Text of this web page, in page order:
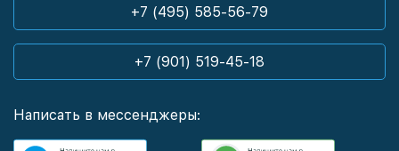
+7 (495) 585-56-79
+7 (901) 519-45-18
Написать в мессенджеры: